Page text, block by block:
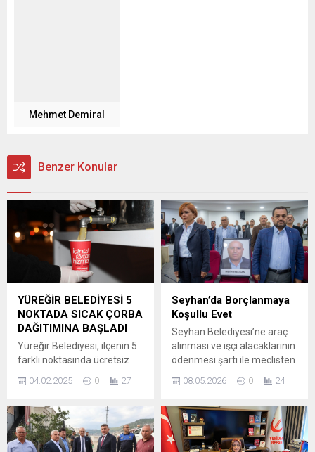
Mehmet Demiral
Benzer Konular
YÜREĞİR BELEDİYESİ 5
NOKTADA SICAK ÇORBA
DAĞITIMINA BAŞLADI
Yüreğir Belediyesi, ilçenin 5
farklı noktasında ücretsiz
başladı. Soğuk havada
sıcak çorba ikramı yapılıyor.
Yüreğir Belediyesi halka
yönelik hizmetlerine bir
04.02.2025 0 27
Seyhan’da Borçlanmaya
Koşullu Evet
Seyhan Belediyesi’ne araç
alınması ve işçi alacaklarının
ödenmesi şartı ile meclisten
borçlanmaya AK Parti ve
üyeleri evet oyu kullandılar.
Verilen borçlanma yetkisinin
200 milyon lirasına araç
08.05.2026 0 24